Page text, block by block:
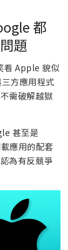
都
題
看 Apple 貌似
方應用程式
需破解越獄
甚至是
應用的配套
為有反競爭